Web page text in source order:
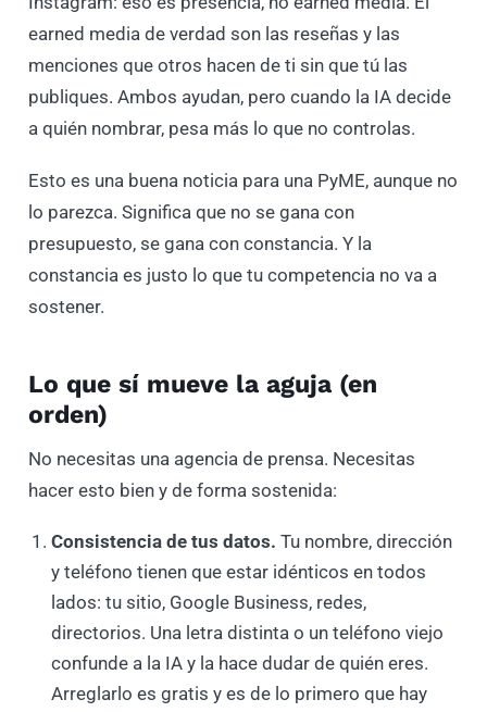
earned media de verdad son las reseñas y las
menciones que otros hacen de ti sin que tú las
publiques. Ambos ayudan, pero cuando la IA decide
a quién nombrar, pesa más lo que no controlas.
Esto es una buena noticia para una PyME, aunque no
lo parezca. Significa que no se gana con
presupuesto, se gana con constancia. Y la
constancia es justo lo que tu competencia no va a
sostener.
Lo que sí mueve la aguja (en
orden)
No necesitas una agencia de prensa. Necesitas
hacer esto bien y de forma sostenida:
Consistencia de tus datos. Tu nombre, dirección
y teléfono tienen que estar idénticos en todos
lados: tu sitio, Google Business, redes,
directorios. Una letra distinta o un teléfono viejo
confunde a la IA y la hace dudar de quién eres.
Arreglarlo es gratis y es de lo primero que hay